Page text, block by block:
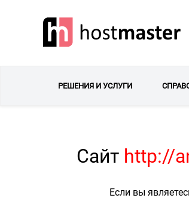
РЕШЕНИЯ И УСЛУГИ
Сайт http://
Если вы